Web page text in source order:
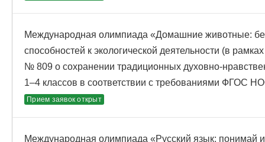
Международная олимпиада «Домашние животные:
способностей к экологической деятельности (в
№ 809 о сохранении традиционных духовно-
1–4 классов в соответствии с требованиями ФГОС
Прием заявок открыт
Международная олимпиада «Русский язык: понимай